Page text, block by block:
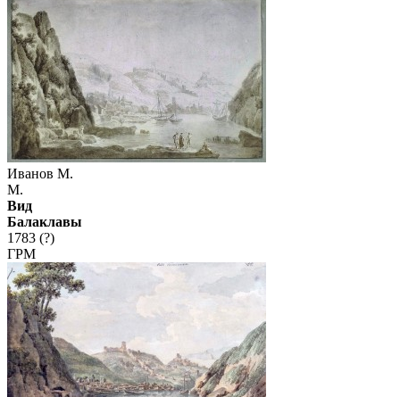
Иванов М.
М.
Вид
Балаклавы
1783 (?)
ГРМ